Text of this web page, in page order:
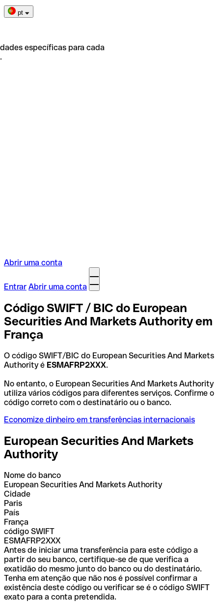
pt
específicas para cada
Abrir uma conta
Entrar Abrir uma conta
Código SWIFT / BIC do European
Securities And Markets Authority em
França
O código SWIFT/BIC do European Securities And Markets
Authority é ESMAFRP2XXX.
No entanto, o European Securities And Markets Authority
utiliza vários códigos para diferentes serviços. Confirme o
código correto com o destinatário ou o banco.
Economize dinheiro em transferências internacionais
European Securities And Markets
Authority
Nome do banco
European Securities And Markets Authority
Cidade
Paris
País
França
código SWIFT
ESMAFRP2XXX
Antes de iniciar uma transferência para este código a
partir do seu banco, certifique-se de que verifica a
exatidão do mesmo junto do banco ou do destinatário.
Tenha em atenção que não nos é possível confirmar a
existência deste código ou verificar se é o código SWIFT
exato para a conta pretendida.